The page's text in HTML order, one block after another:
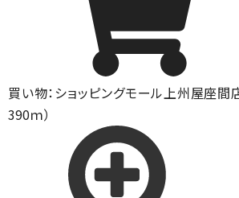
買い物：ショッピングモール上州屋座間
390ｍ）